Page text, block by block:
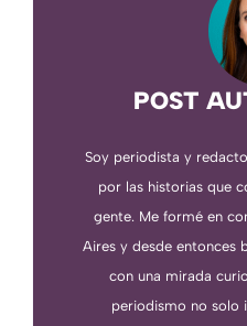
POST
Soy periodista y
por las historias que
gente. Me formé en
Aires y desde entonces
con una mirada
periodismo no solo